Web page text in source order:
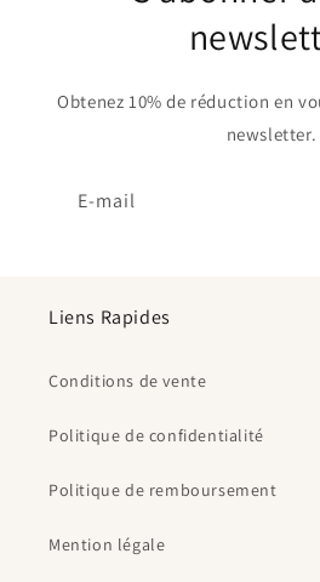
Obtenez 10% de réduction en
newsletter.
E-mail
Liens Rapides
Conditions de vente
Politique de confidentialité
Politique de remboursement
Mention légale